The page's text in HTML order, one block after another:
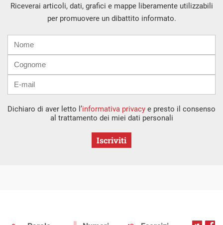
Riceverai articoli, dati, grafici e mappe liberamente utilizzabili
per promuovere un dibattito informato.
mail
Dichiaro di aver letto l’informativa privacy e presto il consenso
al trattamento dei miei dati personali
Iscriviti